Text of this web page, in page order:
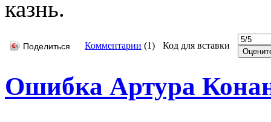
казнь.
Поделиться Комментарии (1) Код для вставки
Ошибка Артура